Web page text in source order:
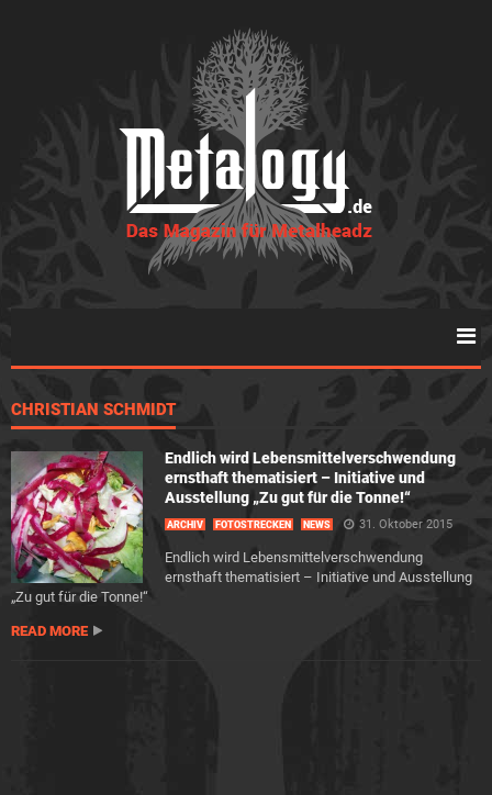
CHRISTIAN SCHMIDT
Endlich wird Lebensmittelverschwendung
ernsthaft thematisiert – Initiative und
Ausstellung „Zu gut für die Tonne!“
ARCHIV FOTOSTRECKEN NEWS 31. Oktober 2015
Endlich wird Lebensmittelverschwendung
ernsthaft thematisiert – Initiative und Ausstellung
„Zu gut für die Tonne!“
READ MORE